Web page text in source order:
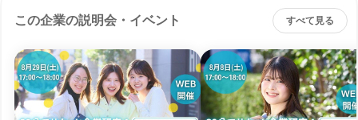
この企業の説明会・イベント すべて見る